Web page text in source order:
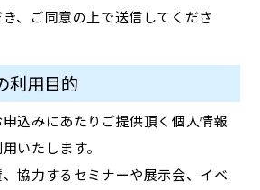
、ご同意の上で送信してくださ
利用目的
込みにあたりご提供頂く個人情報
いたします。
、協力するセミナーや展示会、イベ